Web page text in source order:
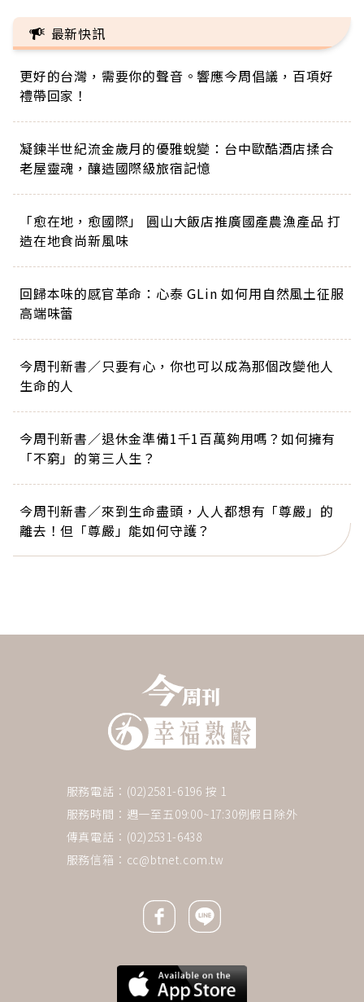
最新快訊
更好的台灣，需要你的聲音。響應今周倡議，百項好
禮帶回家！
凝鍊半世紀流金歲月的優雅蛻變：台中歐酷酒店揉合
老屋靈魂，釀造國際級旅宿記憶
「愈在地，愈國際」 圓山大飯店推廣國產農漁產品 打
造在地食尚新風味
回歸本味的感官革命：心泰 GLin 如何用自然風土征服
高端味蕾
今周刊新書／只要有心，你也可以成為那個改變他人
生命的人
今周刊新書／退休金準備1千1百萬夠用嗎？如何擁有
「不窮」的第三人生？
今周刊新書／來到生命盡頭，人人都想有「尊嚴」的
離去！但「尊嚴」能如何守護？
服務電話：(02)2581-6196 按 1
服務時間：週一至五09:00~17:30例假日除外
傳真電話：(02)2531-6438
服務信箱： cc@btnet.com.tw
Facebook icon
Line icon